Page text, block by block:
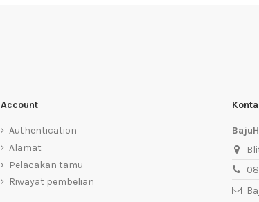
Account
Authentication
Alamat
Pelacakan tamu
Riwayat pembelian